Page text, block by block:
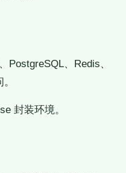
PostgreSQL、Redis、
封装环境。